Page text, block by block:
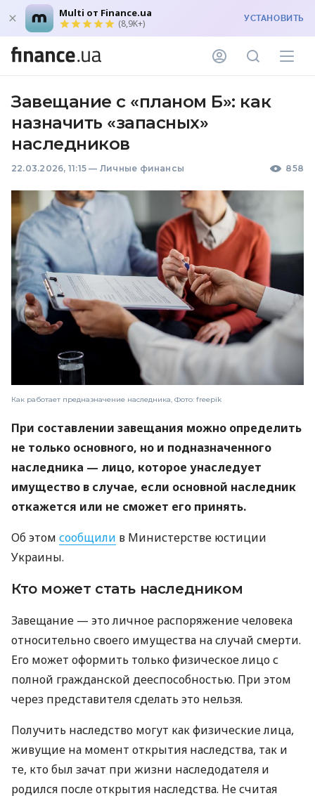
Multi от Finance.ua
(8,9K+) УСТАНОВИТЬ
Завещание с «планом Б»: как
назначить «запасных»
наследников
22.03.2026, 11:15 — Личные финансы 858
Как работает предназначение наследника, Фото: freepik
При составлении завещания можно определить
не только основного, но и подназначенного
наследника — лицо, которое унаследует
имущество в случае, если основной наследник
откажется или не сможет его принять.
Об этом сообщили в Министерстве юстиции
Украины.
Кто может стать наследником
Завещание — это личное распоряжение человека
относительно своего имущества на случай смерти.
Его может оформить только физическое лицо с
полной гражданской дееспособностью. При этом
через представителя сделать это нельзя.
Получить наследство могут как физические лица,
живущие на момент открытия наследства, так и
те, кто был зачат при жизни наследодателя и
родился после открытия наследства. Не считая